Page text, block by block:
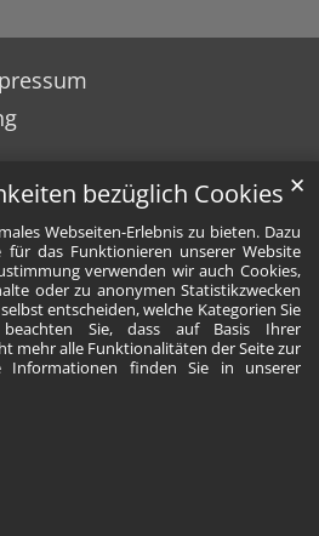
bezüglich Cookies
Webseiten-Erlebnis zu bieten. Dazu
für das Funktionieren unserer Website
verwenden wir auch Cookies,
oder zu anonymen Statistikzwecken
entscheiden, welche Kategorien Sie
Sie, dass auf Basis Ihrer
mehr alle Funktionalitäten der Seite zur
Informationen finden Sie in unserer
✕